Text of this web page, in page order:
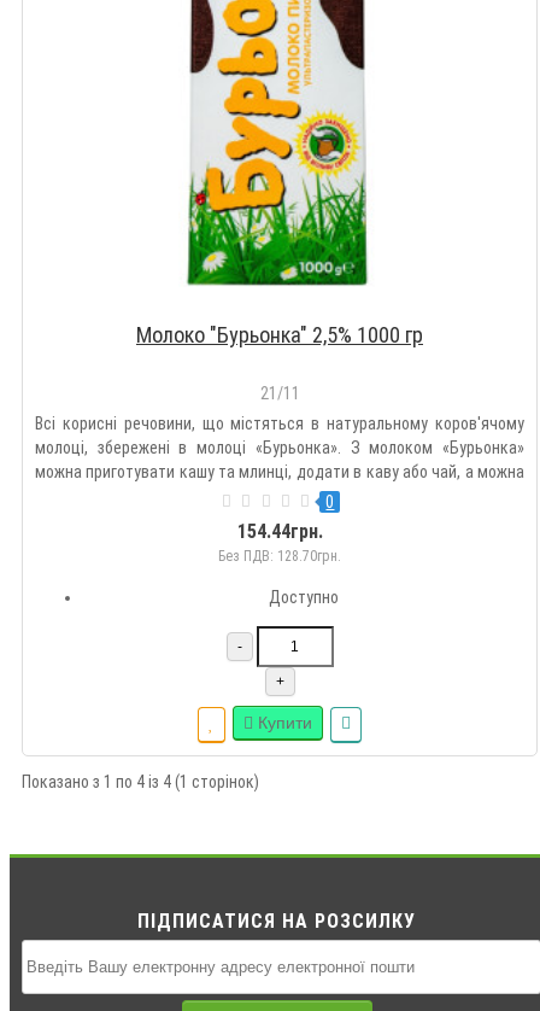
Молоко "Бурьонка" 2,5% 1000 гр
21/11
Всі корисні речовини, що містяться в натуральному коров'ячому
молоці, збережені в молоці «Бурьонка». З молоком «Бурьонка»
можна приготувати кашу та млинці, додати в каву або чай, а можна
просто випити склянку молока зі свіжою булочкою.Склад продукту:
молоко коров'яче.Харчова цінність на 100 г продук..
0
154.44грн.
Без ПДВ: 128.70грн.
Доступно
-
+
Купити
Показано з 1 по 4 із 4 (1 сторінок)
ПІДПИСАТИСЯ НА РОЗСИЛКУ